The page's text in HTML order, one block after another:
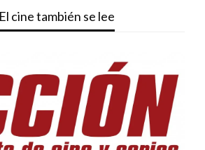
cine también se lee